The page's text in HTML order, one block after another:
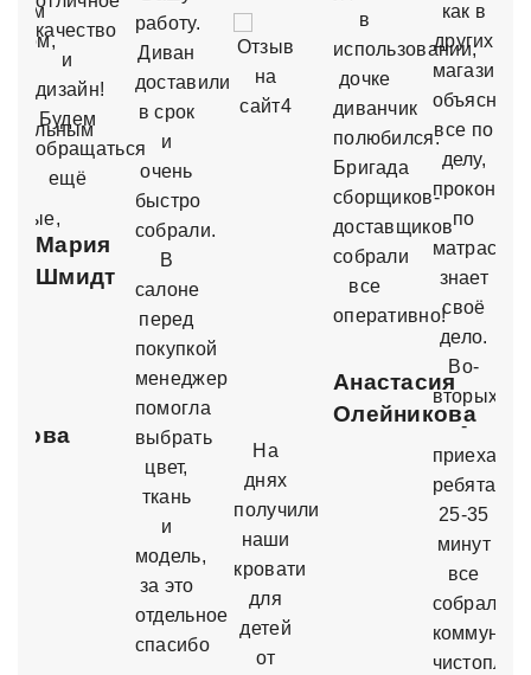
качество
и
дизайн!
Будем
обращаться
ещё
Мария
Шмидт
работу.
Диван
доставили
в срок
и
очень
быстро
собрали.
В
салоне
перед
покупкой
менеджер
помогла
выбрать
цвет,
ткань
и
модель,
за это
отдельное
спасибо
На
днях
получили
наши
кровати
для
детей
от
в
использовании,
дочке
диванчик
полюбился.
Бригада
сборщиков-
доставщиков
собрали
все
оперативно!
Анастасия
Олейникова
как в
других
магазинах,
объяснила
все по
делу,
по
матрасам,
знает
своё
дело.
Во-
вторых
-
приехали
ребята
25-35
минут
все
собрали,